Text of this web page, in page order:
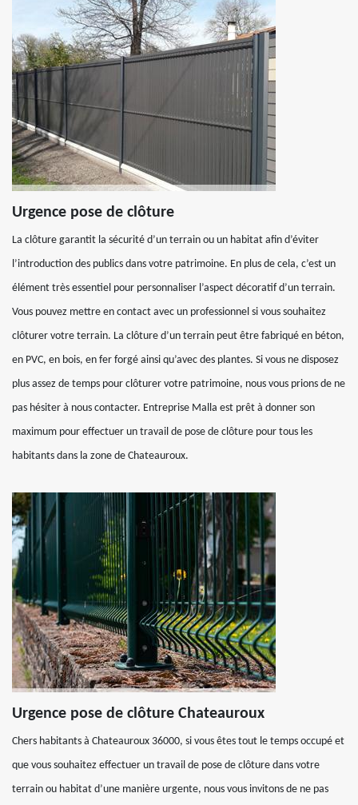
Urgence pose de clôture
La clôture garantit la sécurité d’un terrain ou un habitat afin d’éviter
l’introduction des publics dans votre patrimoine. En plus de cela, c’est un
élément très essentiel pour personnaliser l’aspect décoratif d’un terrain.
Vous pouvez mettre en contact avec un professionnel si vous souhaitez
clôturer votre terrain. La clôture d’un terrain peut être fabriqué en béton,
en PVC, en bois, en fer forgé ainsi qu’avec des plantes. Si vous ne disposez
plus assez de temps pour clôturer votre patrimoine, nous vous prions de ne
pas hésiter à nous contacter. Entreprise Malla est prêt à donner son
maximum pour effectuer un travail de pose de clôture pour tous les
habitants dans la zone de Chateauroux.
Urgence pose de clôture Chateauroux
Chers habitants à Chateauroux 36000, si vous êtes tout le temps occupé et
que vous souhaitez effectuer un travail de pose de clôture dans votre
terrain ou habitat d’une manière urgente, nous vous invitons de ne pas